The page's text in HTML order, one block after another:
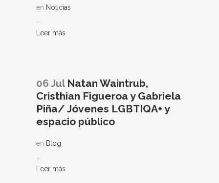
en Noticias
Leer más
06 Jul Natan Waintrub,
Cristhian Figueroa y Gabriela
Piña/ Jóvenes LGBTIQA+ y
espacio público
en Blog
Leer más